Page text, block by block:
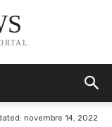
novembre 14, 2022